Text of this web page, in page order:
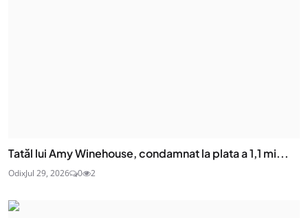
Tatăl lui Amy Winehouse, condamnat la plata a 1,1 mi...
OdixJul 29, 2026 0 2